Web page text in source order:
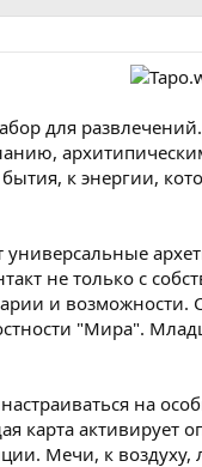
для
к энергии,
не только с
и возможности.
"Мира".
на
активирует
Мечи, к